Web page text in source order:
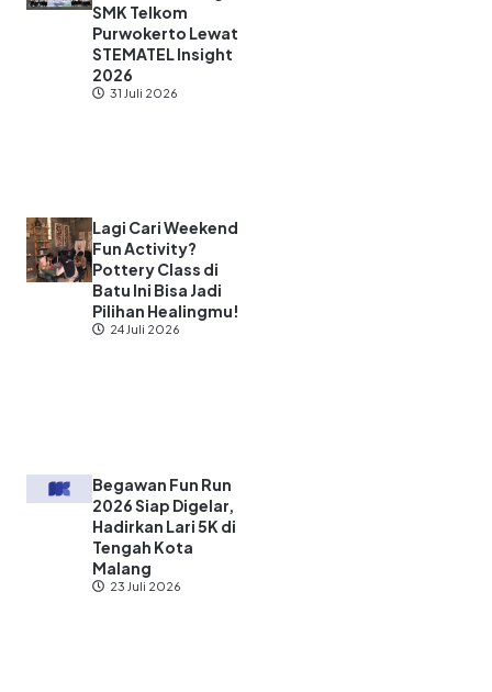
SMK Telkom
Purwokerto Lewat
STEMATEL Insight
2026
31 Juli 2026
Lagi Cari Weekend
Fun Activity?
Pottery Class di
Batu Ini Bisa Jadi
Pilihan Healingmu!
24 Juli 2026
Begawan Fun Run
2026 Siap Digelar,
Hadirkan Lari 5K di
Tengah Kota
Malang
23 Juli 2026